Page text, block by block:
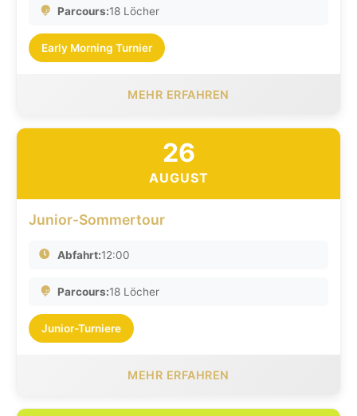
Parcours:18 Löcher
Early Morning Turnier
MEHR ERFAHREN
26
AUGUST
Junior-Sommertour
Abfahrt:12:00
Parcours:18 Löcher
Junior-Turniere
MEHR ERFAHREN